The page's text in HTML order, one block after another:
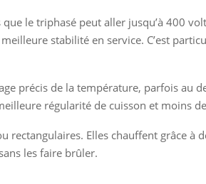
le triphasé peut aller jusqu’à 400
stabilité en service. C’est
précis de la température, parfois au
régularité de cuisson et moins
rectangulaires. Elles chauffent grâce
les faire brûler.